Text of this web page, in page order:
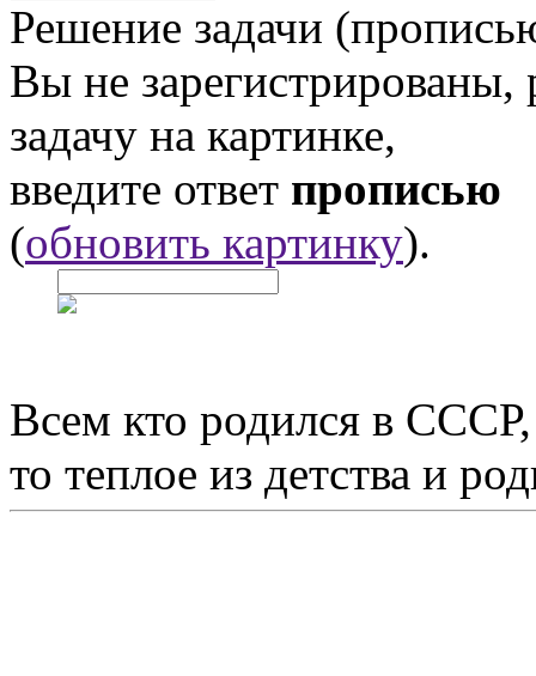
Решение задачи
Вы не
задачу на картинке,
введите ответ прописью
(обновить картинку).
Всем кто родился в
то теплое из детства и